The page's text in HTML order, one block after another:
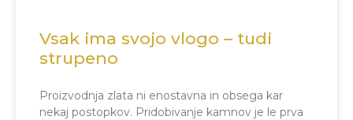
Vsak ima svojo vlogo – tudi
strupeno
Proizvodnja zlata ni enostavna in obsega kar
nekaj postopkov. Pridobivanje kamnov je le prva